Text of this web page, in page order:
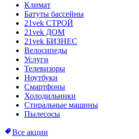
Климат
Батуты бассейны
21vek СТРОЙ
21vek ДОМ
21vek БИЗНЕС
Велосипеды
Услуги
Телевизоры
Ноутбуки
Смартфоны
Холодильники
Стиральные машины
Пылесосы
Все акции